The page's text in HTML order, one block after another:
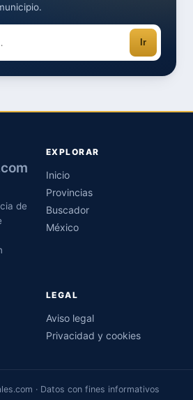
Ir
de
EXPLORAR
Inicio
Provincias
Buscador
México
LEGAL
Aviso legal
Privacidad y cookies
· Datos con fines informativos